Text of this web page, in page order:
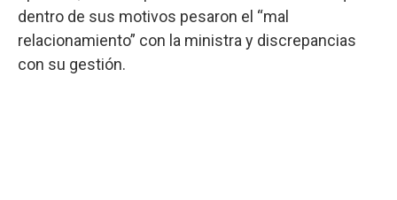
dentro de sus motivos pesaron el “mal
relacionamiento” con la ministra y discrepancias
con su gestión.